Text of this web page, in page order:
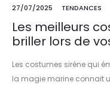
27/07/2025 TENDANCES
Les meilleurs
briller lors de
Les costumes sirène qui
la magie marine connait